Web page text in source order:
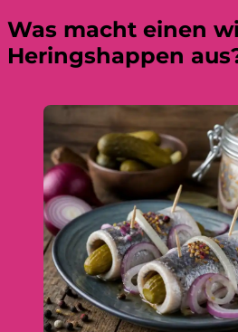
Was macht einen
Heringshappen